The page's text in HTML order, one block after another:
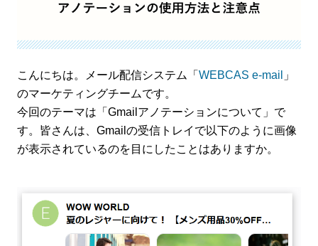
こんにちは。メール配信システム「 WEBCAS e-mail 」
のマーケティングチームです。
今回のテーマは「Gmailアノテーションについて」で
す。皆さんは、Gmailの受信トレイで以下のように画像
が表示されているのを目にしたことはありますか。